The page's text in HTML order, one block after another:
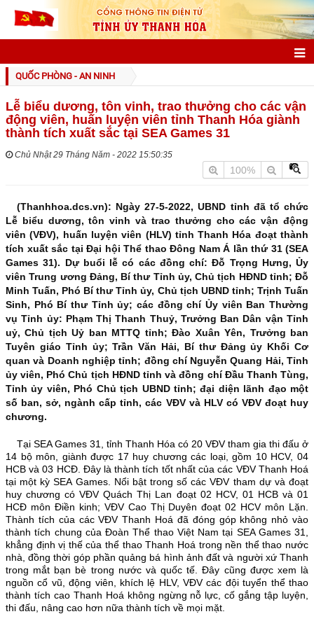
GIỚI THIỆU
Thông tin chung
Điều kiện tự nhiên
Đặc điểm dân cư
Danh nhân xứ Thanh
Danh lam thắng cảnh
Các đơn vị hành chính
Đảng bộ Tỉnh
Lịch sử Đảng bộ
Lãnh đạo qua các thời kỳ
Tổ chức bộ máy
Thường trực tỉnh ủy
Ban Thường vụ tỉnh ủy
Ban Chấp hành tỉnh ủy
Các Ban xây dựng Đảng
Các Đảng ủy trực thuộc
Các huyện, thị, thành ủy
Chức năng nhiệm vụ
TIN TỨC - SỰ KIỆN
HOẠT ĐỘNG CỦA LÃNH ĐẠO TỈNH
QUỐC PHÒNG - AN NINH
Lễ biểu dương, tôn vinh, trao thưởng cho các vận
động viên, huấn luyện viên tỉnh Thanh Hóa giành
thành tích xuất sắc tại SEA Games 31
Chủ Nhật 29 Tháng Năm - 2022 15:50:35
100%
(Thanhhoa.dcs.vn): Ngày 27-5-2022, UBND tỉnh đã tổ chức
Lễ biểu dương, tôn vinh và trao thưởng cho các vận động
viên (VĐV), huấn luyện viên (HLV) tỉnh Thanh Hóa đoạt thành
tích xuất sắc tại Đại hội Thể thao Đông Nam Á lần thứ 31 (SEA
Games 31). Dự buổi lễ có các đồng chí: Đỗ Trọng Hưng, Ủy
viên Trung ương Đảng, Bí thư Tỉnh ủy, Chủ tịch HĐND tỉnh; Đỗ
Minh Tuấn, Phó Bí thư Tỉnh ủy, Chủ tịch UBND tỉnh; Trịnh Tuấn
Sinh, Phó Bí thư Tỉnh ủy; các đồng chí Ủy viên Ban Thường
vụ Tỉnh ủy: Phạm Thị Thanh Thuỷ, Trưởng Ban Dân vận Tỉnh
uỷ, Chủ tịch Uỷ ban MTTQ tỉnh; Đào Xuân Yên, Trưởng ban
Tuyên giáo Tỉnh ủy; Trần Văn Hải, Bí thư Đảng ủy Khối Cơ
quan và Doanh nghiệp tỉnh; đồng chí Nguyễn Quang Hải, Tỉnh
ủy viên, Phó Chủ tịch HĐND tỉnh và đồng chí Đầu Thanh Tùng,
Tỉnh ủy viên, Phó Chủ tịch UBND tỉnh; đại diện lãnh đạo một
số ban, sở, ngành cấp tỉnh, các VĐV và HLV có VĐV đoạt huy
chương.
Tại SEA Games 31, tỉnh Thanh Hóa có 20 VĐV tham gia thi đấu ở
14 bộ môn, giành được 17 huy chương các loại, gồm 10 HCV, 04
HCB và 03 HCĐ. Đây là thành tích tốt nhất của các VĐV Thanh Hoá
tại một kỳ SEA Games. Nổi bật trong số các VĐV tham dự và đoạt
huy chương có VĐV Quách Thị Lan đoạt 02 HCV, 01 HCB và 01
HCĐ môn Điền kinh; VĐV Cao Thị Duyên đoạt 02 HCV môn Lặn.
Thành tích của các VĐV Thanh Hoá đã đóng góp không nhỏ vào
thành tích chung của Đoàn Thể thao Việt Nam tại SEA Games 31,
khẳng định vị thế của thể thao Thanh Hoá trong nền thể thao nước
nhà, đồng thời góp phần quảng bá hình ảnh đất và người xứ Thanh
trong mắt bạn bè trong nước và quốc tế. Đây cũng được xem là
nguồn cổ vũ, động viên, khích lệ HLV, VĐV các đội tuyển thể thao
thành tích cao Thanh Hoá không ngừng nỗ lực, cố gắng tập luyện,
thi đấu, nâng cao hơn nữa thành tích về mọi mặt.